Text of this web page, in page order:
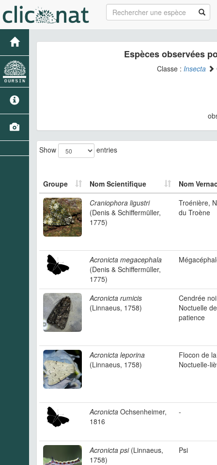
Espèces observées
Classe : Insecta
Show entries
Groupe Nom Scientifique
Nom
Craniophora ligustri
(Denis & Schiffermüller,
1775)
Troénière,
du Troène
Acronicta megacephala
(Denis & Schiffermüller,
1775)
Acronicta rumicis
(Linnaeus, 1758)
Cendrée
Noctuelle
patience
Acronicta leporina
(Linnaeus, 1758)
Flocon de
Noctuelle-
Acronicta Ochsenheimer,
1816
-
Acronicta psi(Linnaeus,
1758)
Psi